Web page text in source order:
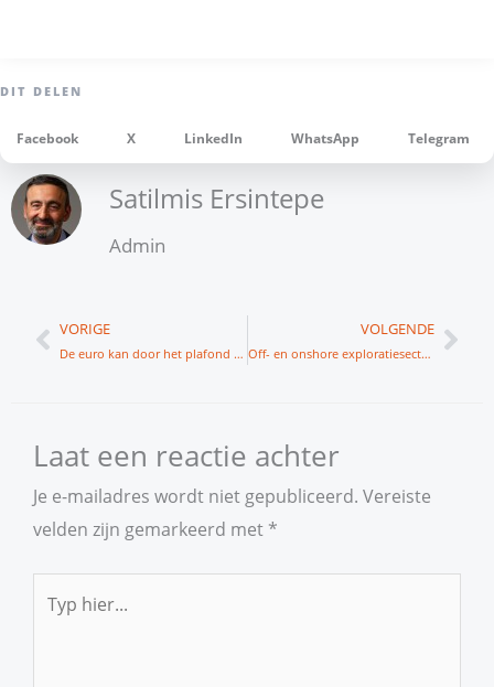
Facebook X LinkedIn WhatsApp Telegram
Satilmis Ersintepe
Admin
Vorige
VORIGE
De euro kan door het plafond gaan
VOLGENDE
Off- en onshore exploratiesector: Vallourec
Laat een reactie achter
Je e-mailadres wordt niet gepubliceerd. Vereiste
velden zijn gemarkeerd met *
hier...